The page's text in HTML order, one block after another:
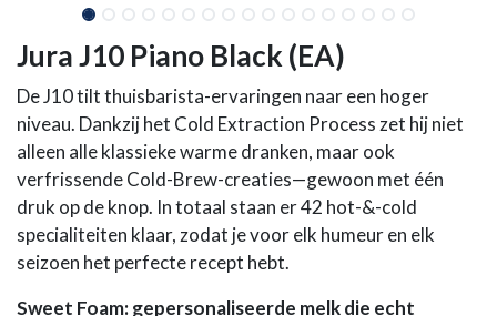
Jura J10 Piano Black (EA)
De J10 tilt thuisbarista-ervaringen naar een hoger
niveau. Dankzij het Cold Extraction Process zet hij niet
alleen alle klassieke warme dranken, maar ook
verfrissende Cold-Brew-creaties—gewoon met één
druk op de knop. In totaal staan er 42 hot-&-cold
specialiteiten klaar, zodat je voor elk humeur en elk
seizoen het perfecte recept hebt.
Sweet Foam: gepersonaliseerde melk die echt